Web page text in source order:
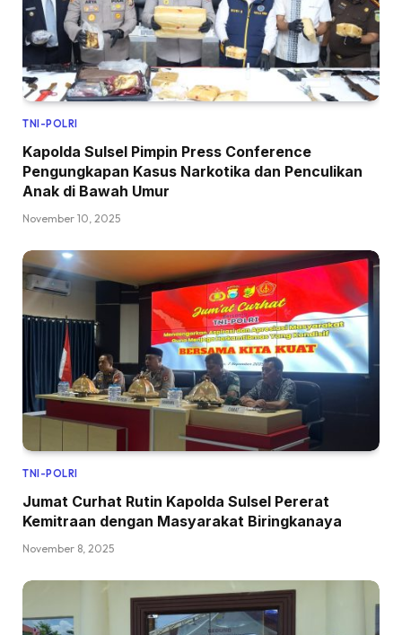
TNI-POLRI
Kapolda Sulsel Pimpin Press Conference
Pengungkapan Kasus Narkotika dan Penculikan
Anak di Bawah Umur
November 10, 2025
TNI-POLRI
Jumat Curhat Rutin Kapolda Sulsel Pererat
Kemitraan dengan Masyarakat Biringkanaya
November 8, 2025